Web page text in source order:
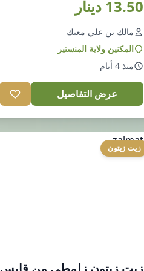
13.50 دينار
مالك بن علي معيك
المكنين ولاية المنستير
منذ 4 أيام
عرض التفاصيل
زيت زيتون